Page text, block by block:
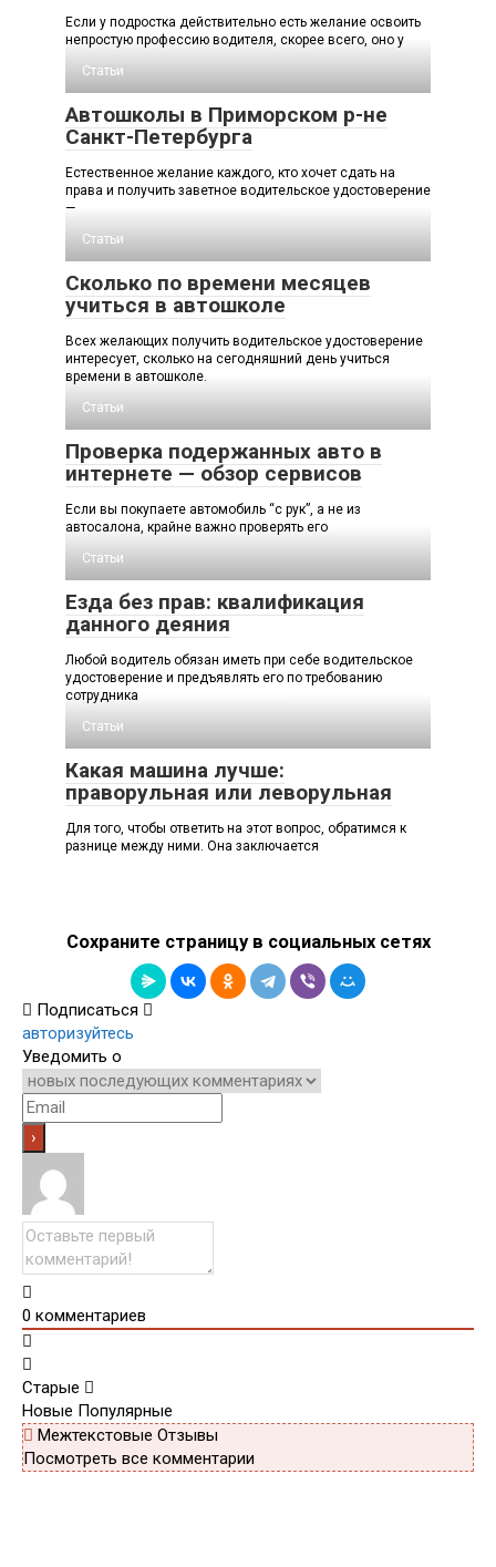
Если у подростка действительно есть желание освоить
непростую профессию водителя, скорее всего, оно у
Статьи
Автошколы в Приморском р-не
Санкт-Петербурга
Естественное желание каждого, кто хочет сдать на
права и получить заветное водительское удостоверение
—
Статьи
Сколько по времени месяцев
учиться в автошколе
Всех желающих получить водительское удостоверение
интересует, сколько на сегодняшний день учиться
времени в автошколе.
Статьи
Проверка подержанных авто в
интернете — обзор сервисов
Если вы покупаете автомобиль “с рук”, а не из
автосалона, крайне важно проверять его
Статьи
Езда без прав: квалификация
данного деяния
Любой водитель обязан иметь при себе водительское
удостоверение и предъявлять его по требованию
сотрудника
Статьи
Какая машина лучше:
праворульная или леворульная
Для того, чтобы ответить на этот вопрос, обратимся к
разнице между ними. Она заключается
Сохраните страницу в социальных сетях
Подписаться
авторизуйтесь
Уведомить о
0 комментариев
Старые
Новые Популярные
Межтекстовые Отзывы
Посмотреть все комментарии